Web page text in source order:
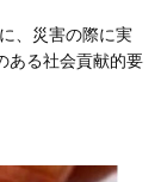
、災害の際に実
ある社会貢献的要